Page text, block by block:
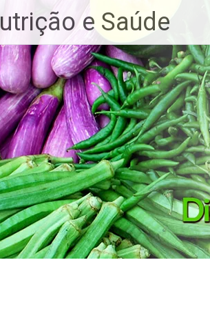
e Saúde